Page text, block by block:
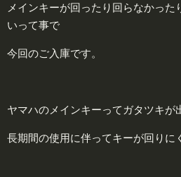
メインキーが回ったり回らなかった
いって事で
今回のご入庫です。
ヤマハのメインキーってガタツキが
長期間の使用に伴ってキーが回りに